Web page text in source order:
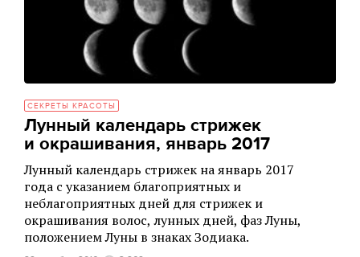
СЕКРЕТЫ КРАСОТЫ
Лунный календарь стрижек
и окрашивания, январь 2017
Лунный календарь стрижек на январь 2017
года с указанием благоприятных и
неблагоприятных дней для стрижек и
окрашивания волос, лунных дней, фаз Луны,
положением Луны в знаках Зодиака.